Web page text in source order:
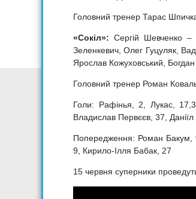
Головний тренер Тарас
«Сокіл»: Сергій Шевченко
Зеленкевич, Олег Гуцуляк,
Ярослав Кожуховський,
Головний тренер Роман
Голи: Рафінья, 2, Лукас,
Владислав Первєєв, 37,
Попередження: Роман Бакум,
9, Кирило-Ілля Бабак, 27
15 червня суперники